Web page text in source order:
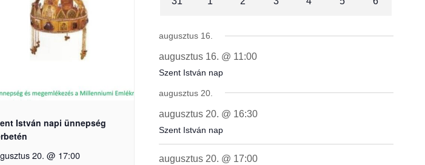
István napi ünnepség
20. @ 17:00
é
n
y
e
k
augusztus 16.
augusztus 16. @ 11:00
Szent István nap
augusztus 20.
augusztus 20. @ 16:30
Szent István nap
augusztus 20. @ 17:00